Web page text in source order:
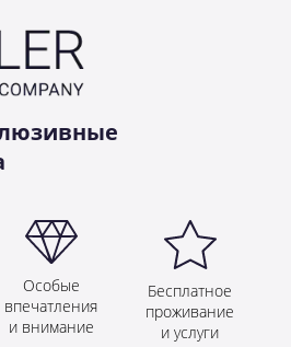
Особые
впечатления
и внимание
Бесплатное
проживание
и услуги